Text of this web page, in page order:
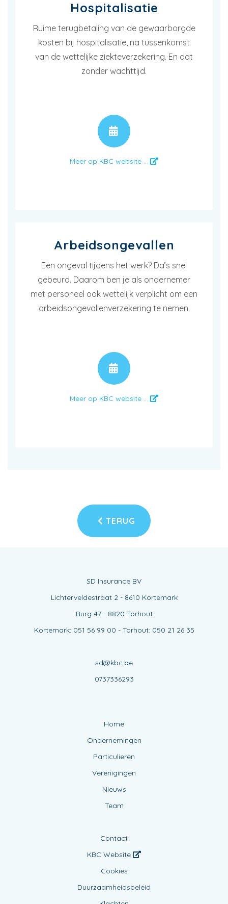
Hospitalisatie
Ruime terugbetaling van de gewaarborgde
kosten bij hospitalisatie, na tussenkomst
van de wettelijke ziekteverzekering. En dat
zonder wachttijd.
Meer op KBC website ...
Arbeidsongevallen
Een ongeval tijdens het werk? Da’s snel
gebeurd. Daarom ben je als ondernemer
met personeel ook wettelijk verplicht om een
arbeidsongevallenverzekering te nemen.
Meer op KBC website ...
TERUG
SD Insurance BV
Lichterveldestraat 2 - 8610 Kortemark
Burg 47 - 8820 Torhout
Kortemark: 051 56 99 00 - Torhout: 050 21 26 35
sd@kbc.be
0737336293
Home
Ondernemingen
Particulieren
Verenigingen
Nieuws
Team
Contact
KBC Website
Cookies
Duurzaamheidsbeleid